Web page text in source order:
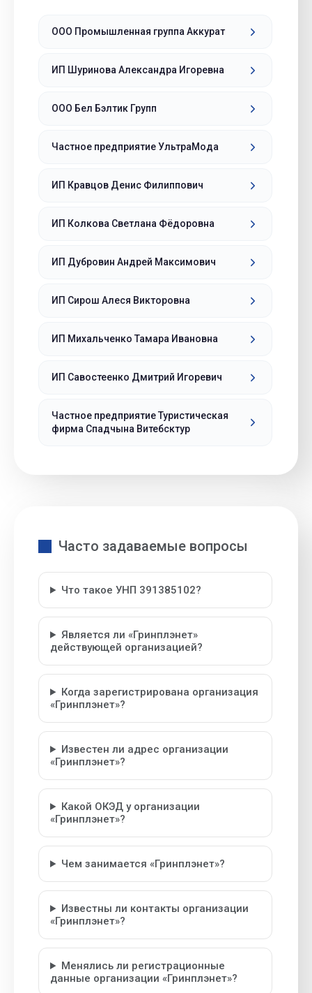
ООО Промышленная группа Аккурат
ИП Шуринова Александра Игоревна
ООО Бел Бэлтик Групп
Частное предприятие УльтраМода
ИП Кравцов Денис Филиппович
ИП Колкова Светлана Фёдоровна
ИП Дубровин Андрей Максимович
ИП Сирош Алеся Викторовна
ИП Михальченко Тамара Ивановна
ИП Савостеенко Дмитрий Игоревич
Частное предприятие Туристическая
фирма Спадчына Витебсктур
Часто задаваемые вопросы
Что такое УНП 391385102?
Является ли «Гринплэнет»
действующей организацией?
Когда зарегистрирована организация
«Гринплэнет»?
Известен ли адрес организации
«Гринплэнет»?
Какой ОКЭД у организации
«Гринплэнет»?
Чем занимается «Гринплэнет»?
Известны ли контакты организации
«Гринплэнет»?
Менялись ли регистрационные
данные организации «Гринплэнет»?